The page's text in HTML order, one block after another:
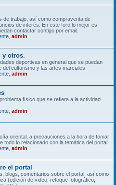
de trabajo, así como compraventa de
de interés. En este foro lo mejor es
contactar contigo por email.
admin
y otros.
deportivas en general que se puedan
culturismo y las artes marciales.
admin
físico que se refiera a la actividad
admin
oriental, a precauciones a la hora de tomar
todo lo relacionado con la temática del portal.
admin
el portal
blogs, comentarios sobre el portal, así como
(edición de video, retoque fotográfico,